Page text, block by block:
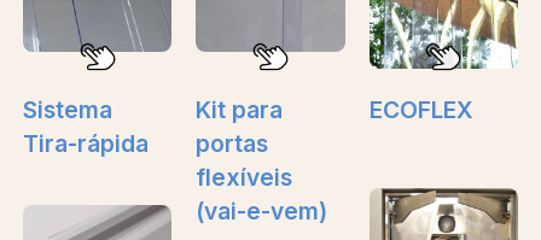
Sistema
Tira-rápida
Kit para
portas
flexíveis
(vai-e-vem)
ECOFLEX